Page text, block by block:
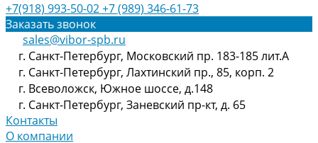
+7(918) 993-50-02+7 (989) 346-61-73
Заказать звонок
sales@vibor-spb.ru
г. Санкт-Петербург, Московский пр. 183-185 лит.А
г. Санкт-Петербург, Лахтинский пр., 85, корп. 2
г. Всеволожск, Южное шоссе, д.148
г. Санкт-Петербург, Заневский пр-кт, д. 65
Контакты
О компании